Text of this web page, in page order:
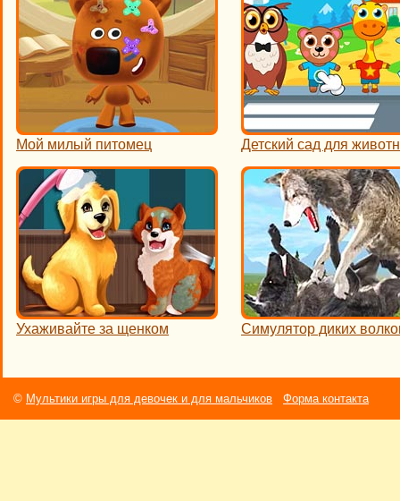
Мой милый питомец Детский сад для
Ухаживайте за щенком Симулятор диких
© Мультики игры для девочек и для мальчиков Форма контакта